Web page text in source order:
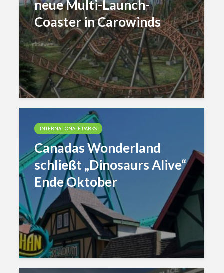
neue Multi-Launch-
Coaster in Carowinds
INTERNATIONALE PARKS
Canadas Wonderland
schließt „Dinosaurs Alive“
Ende Oktober